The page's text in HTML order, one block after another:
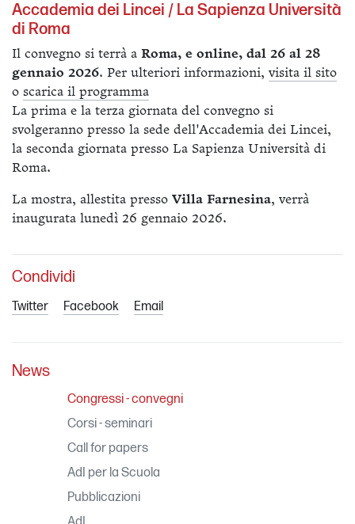
Accademia dei Lincei / La Sapienza Università
di Roma
Il convegno si terrà a Roma, e online, dal 26 al 28
gennaio 2026. Per ulteriori informazioni, visita il sito
o scarica il programma
La prima e la terza giornata del convegno si
svolgeranno presso la sede dell'Accademia dei Lincei,
la seconda giornata presso La Sapienza Università di
Roma.
La mostra, allestita presso Villa Farnesina, verrà
inaugurata lunedì 26 gennaio 2026.
Condividi
Twitter Facebook Email
News
Congressi - convegni
Corsi - seminari
Call for papers
AdI per la Scuola
Pubblicazioni